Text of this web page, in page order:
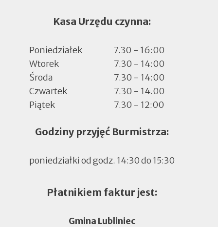
Kasa Urzędu czynna:
Poniedziałek
7.30 - 16:00
Wtorek
7.30 - 14:00
Środa
7.30 - 14:00
Czwartek
7.30 - 14.00
Piątek
7.30 - 12:00
Godziny przyjęć Burmistrza:
poniedziałki od godz. 14:30 do 15:30
Płatnikiem faktur jest:
Gmina Lubliniec